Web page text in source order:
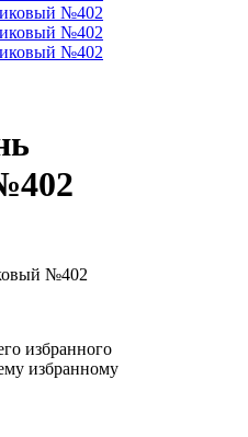
№402
избранного
избранному